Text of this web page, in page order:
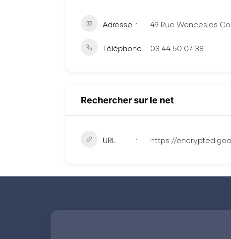
Adresse 49 Rue Wenceslas
Téléphone 03 44 50 07 38
Rechercher sur le net
URL https://